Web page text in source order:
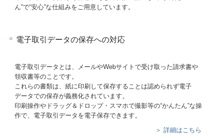
ん”で“安心”な仕組みをご用意しています。
電子取引データの保存への対応
電子取引データとは、メールやWebサイトで受け取った請求書や
領収書等のことです。
これらの書類は、紙に印刷して保存することは認められず電子
データでの保存が義務化されています。
印刷操作やドラッグ＆ドロップ・スマホで撮影等の“かんたん”な操
作で、電子取引データを電子保存できます。
＞ 詳細はこちら